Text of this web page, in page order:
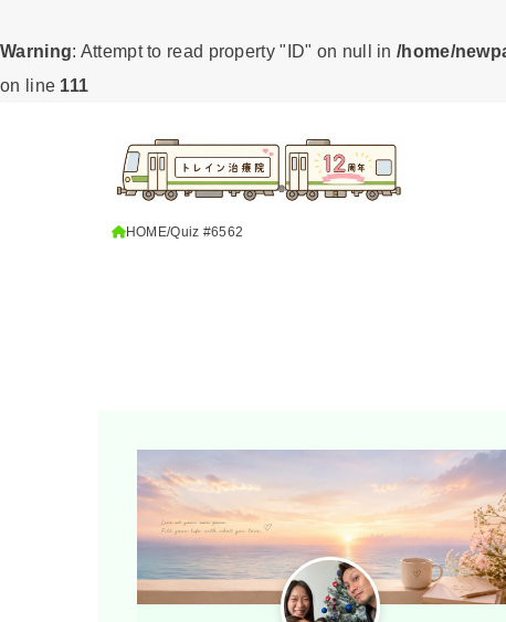
Warning: Attempt to read property "ID" on null in/home/
on line 111
HOME Quiz #6562